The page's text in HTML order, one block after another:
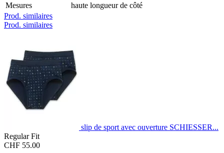
Mesures
haute longueur de côté
Prod. similaires
Prod. similaires
slip de sport avec ouverture SCHIESSER...
Regular Fit
CHF 55.00